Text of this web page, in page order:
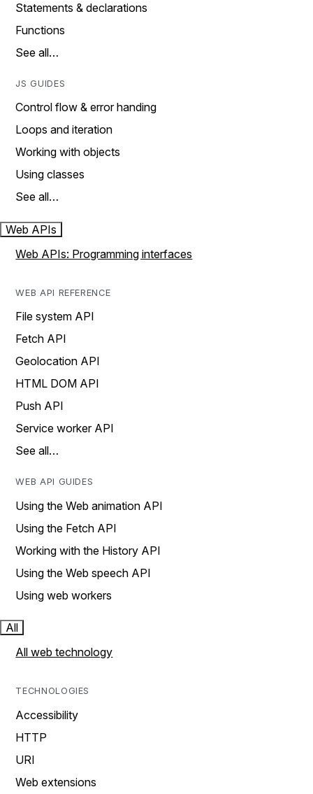
Statements & declarations
Functions
See all…
JS GUIDES
Control flow & error handing
Loops and iteration
Working with objects
Using classes
See all…
Web APIs
Web APIs: Programming interfaces
WEB API REFERENCE
File system API
Fetch API
Geolocation API
HTML DOM API
Push API
Service worker API
See all…
WEB API GUIDES
Using the Web animation API
Using the Fetch API
Working with the History API
Using the Web speech API
Using web workers
All
All web technology
TECHNOLOGIES
Accessibility
HTTP
URI
Web extensions